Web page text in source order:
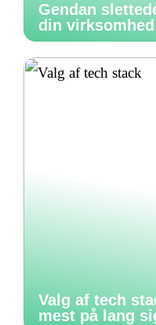
Gendan
din
Valg af tech
mest på lang